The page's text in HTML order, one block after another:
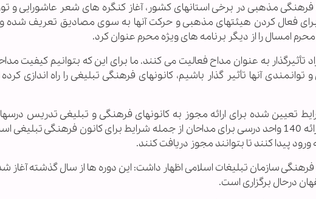
فرهنگی مذهبی در برخی استانهای کشور، آغاز کنگره های شعر عاشورایی و
برای فعال کردن هیئتهای مذهبی و حرکت آنها به سوی مصادیق تعریف
امسال را از دیگر برنامه های ویژه محرم عنوان کرد.
تأثیرگذار به عنوان مداح فعالیت می کنند. ما برای این که بتوانیم کیفیت
آنها تأثیر گذار باشیم، کانونهای فرهنگی تبلیغی را راه اندازی
تعیین شده برای ارائه مجوز به کانونهای فرهنگی و تبلیغی تدریس
برای مداحان است. در حقیقت ارائه 140 واحد درسی برای مداحان از جمله شرایط برای کانون فرهنگی
پیدا کنند تا بتوانند مجوز دریافت کنند.
سازمان تبلیغات اسلامی اظهار داشت: این دوره ها از سال گذشته آغاز
درحال برگزاری است.